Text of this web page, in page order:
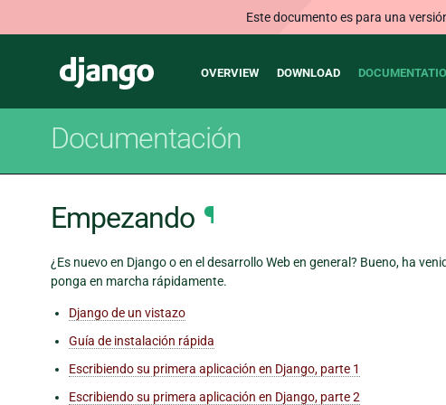
Este documento es para una
Django
Main
OVERVIEW DOWNLOAD
Documentación
Empezando ¶
¿Es nuevo en Django o en el desarrollo Web en general? Bueno, ha
ponga en marcha rápidamente.
Django de un vistazo
Guía de instalación rápida
Escribiendo su primera aplicación en Django, parte 1
Escribiendo su primera aplicación en Django, parte 2